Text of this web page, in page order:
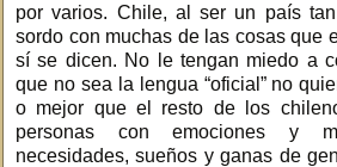
por varios. Chile, al ser un país
sordo con muchas de las cosas que
sí se dicen. No le tengan miedo a
que no sea la lengua “oficial” no
o mejor que el resto de los
personas con emociones y
necesidades, sueños y ganas de